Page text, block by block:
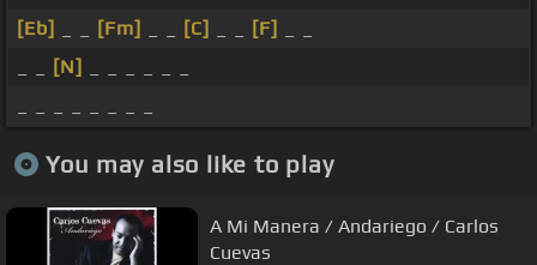
[Eb]
[Fm] [C] [F]
[N]
You may also like to play
A Mi Manera / Andariego / Carlos
Cuevas